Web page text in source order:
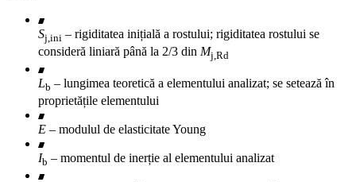
Sj,ini – rigiditatea inițială a rostului; rigiditatea rostului se
consideră liniară până la 2/3 din Mj,Rd
Lb – lungimea teoretică a elementului analizat; se setează în
proprietățile elementului
E – modulul de elasticitate Young
Ib – momentul de inerție al elementului analizat